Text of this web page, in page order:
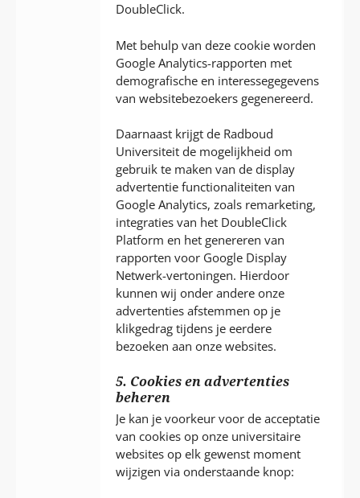
DoubleClick.
Met behulp van deze cookie worden
Google Analytics-rapporten met
demografische en interessegegevens
van websitebezoekers gegenereerd.
Daarnaast krijgt de Radboud
Universiteit de mogelijkheid om
gebruik te maken van de display
advertentie functionaliteiten van
Google Analytics, zoals remarketing,
integraties van het DoubleClick
Platform en het genereren van
rapporten voor Google Display
Netwerk-vertoningen. Hierdoor
kunnen wij onder andere onze
advertenties afstemmen op je
klikgedrag tijdens je eerdere
bezoeken aan onze websites.
5. Cookies en advertenties
beheren
Je kan je voorkeur voor de acceptatie
van cookies op onze universitaire
websites op elk gewenst moment
wijzigen via onderstaande knop: